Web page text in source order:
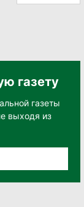
газету
газеты
выходя из